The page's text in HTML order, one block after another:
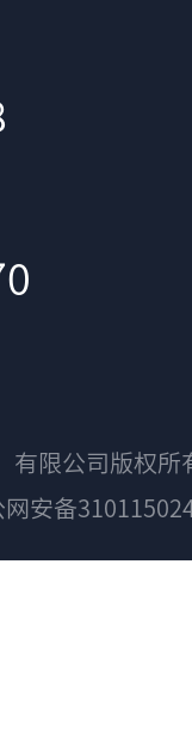
有限公司版权
网安备